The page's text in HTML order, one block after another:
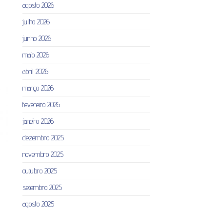
agosto 2026
julho 2026
junho 2026
maio 2026
abril 2026
março 2026
fevereiro 2026
janeiro 2026
dezembro 2025
novembro 2025
outubro 2025
setembro 2025
agosto 2025